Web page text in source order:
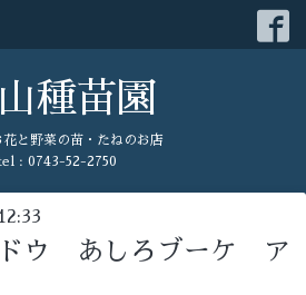
種苗園
花と野菜の苗・たねのお店
: 0743-52-2750
ウ あしろブーケ ア